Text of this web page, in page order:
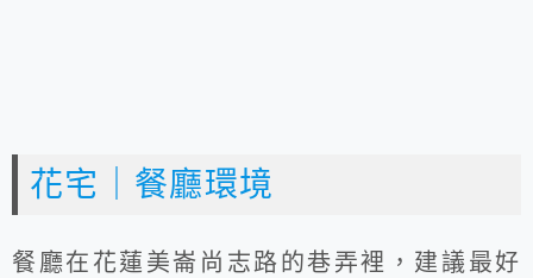
花宅｜餐廳環境
餐廳在花蓮美崙尚志路的巷弄裡，建議最好